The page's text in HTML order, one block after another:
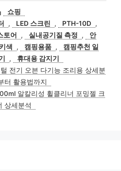
카
테
고
리
쇼핑
, LED 스크린 , PTH-10D
,
토어 , 실내공기질 측정 ,
안
색 , 캠핑용품 ,
캠핑추천 일
,
휴대용 감지기
전기 오븐 다기능 조리용 상세분
터 활용법까지
알칼리성 휠클리너 포밍젤 크
상세분석